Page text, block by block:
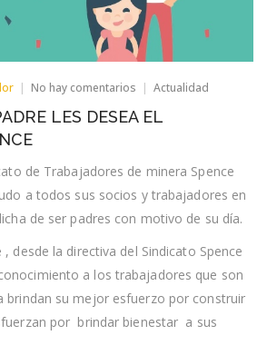
No hay comentarios en
DÍA
DESEA
EL
SINDICATO
SPENCE
Actualidad
LES DESEA EL
de Trabajadores de minera Spence
a todos sus socios y trabajadores en
de ser padres con motivo de su día.
, desde la directiva del Sindicato Spence
a los trabajadores que son
brindan su mejor esfuerzo por construir
por brindar bienestar a sus